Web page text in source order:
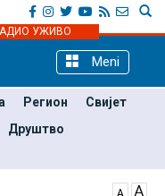
УЖИВО
Meni
Регион
Свијет
Друштво